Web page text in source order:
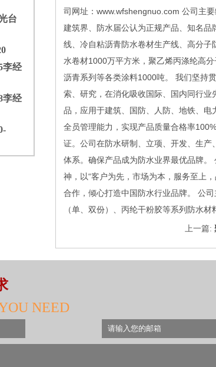
台
李经
李经
司网址：www.wfshengnuo.com 公司主要
建筑界、防水届公认为正规产品、知名
线、冷自粘沥青防水卷材生产线、高分子
水卷材1000万平方米，聚乙烯丙涤纶高
沥青系列等各类涂料1000吨。 我们坚持
索、研究，在消化吸收国际、国内同行业
品，应用于建筑、国防、人防、地铁、电
全员管理能力，实现产品质量合格率
证。公司在防水研制、立项、开发、生产
体系。确保产品成为防水业界最优品牌。
神，以“客户为先，市场为本，服务至上
合作，倾心打造中国防水行业品牌。 公
（单、双份）、丙纶干粉胶等系列防水
上一篇:
NEED